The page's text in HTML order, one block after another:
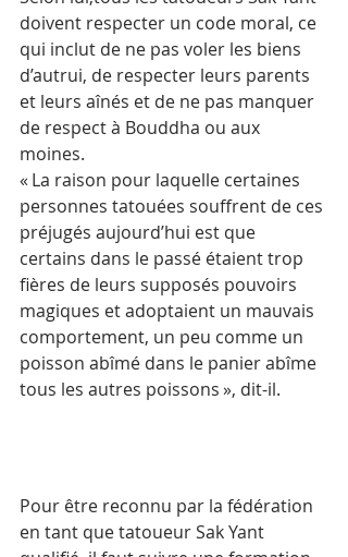
doivent respecter un code moral, ce
qui inclut de ne pas voler les biens
d’autrui, de respecter leurs parents
et leurs aînés et de ne pas manquer
de respect à Bouddha ou aux
moines.
« La raison pour laquelle certaines
personnes tatouées souffrent de ces
préjugés aujourd’hui est que
certains dans le passé étaient trop
fières de leurs supposés pouvoirs
magiques et adoptaient un mauvais
comportement, un peu comme un
poisson abîmé dans le panier abîme
tous les autres poissons », dit-il.
Pour être reconnu par la fédération
en tant que tatoueur Sak Yant